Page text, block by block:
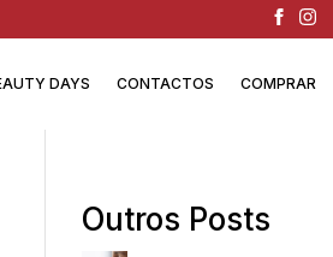
DAYS CONTACTOS COMPRAR
Outros Posts